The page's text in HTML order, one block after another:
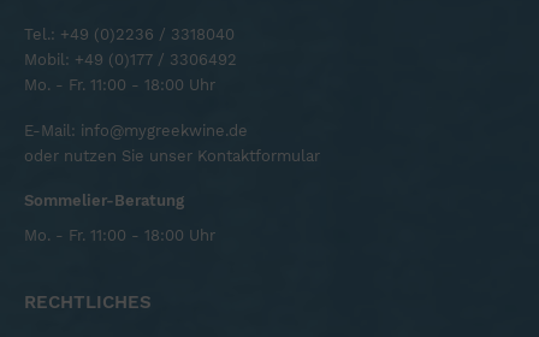
Tel.: +49 (0)2236 / 3318040
Mobil: +49 (0)177 / 3306492
Mo. - Fr. 11:00 - 18:00 Uhr
E-Mail: info@mygreekwine.de
oder nutzen Sie unser Kontaktformular
Sommelier-Beratung
Mo. - Fr. 11:00 - 18:00 Uhr
RECHTLICHES